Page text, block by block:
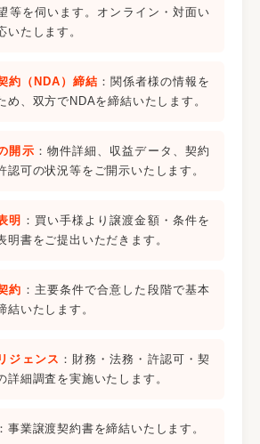
等を伺います。オンライン・対面い
いたします。
約（NDA）締結 ：関係者様の情報を
め、双方でNDAを締結いたします。
開示 ：物件詳細、収益データ、契約
認可の状況等をご開示いたします。
明 ：買い手様より譲渡金額・条件を
明書をご提出いただきます。
約 ：主要条件で合意した段階で基本
結いたします。
ジェンス ：財務・法務・許認可・契
詳細調査を実施いたします。
：事業譲渡契約書を締結いたします。